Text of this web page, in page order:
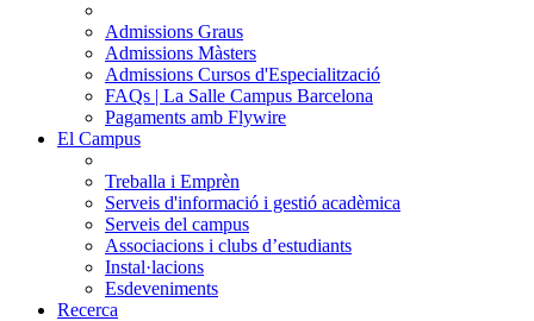
Admissions Graus
Admissions Màsters
Admissions Cursos d'Especialització
FAQs | La Salle Campus Barcelona
Pagaments amb Flywire
El Campus
Treballa i Emprèn
Serveis d'informació i gestió acadèmica
Serveis del campus
Associacions i clubs d’estudiants
Instal·lacions
Esdeveniments
Recerca